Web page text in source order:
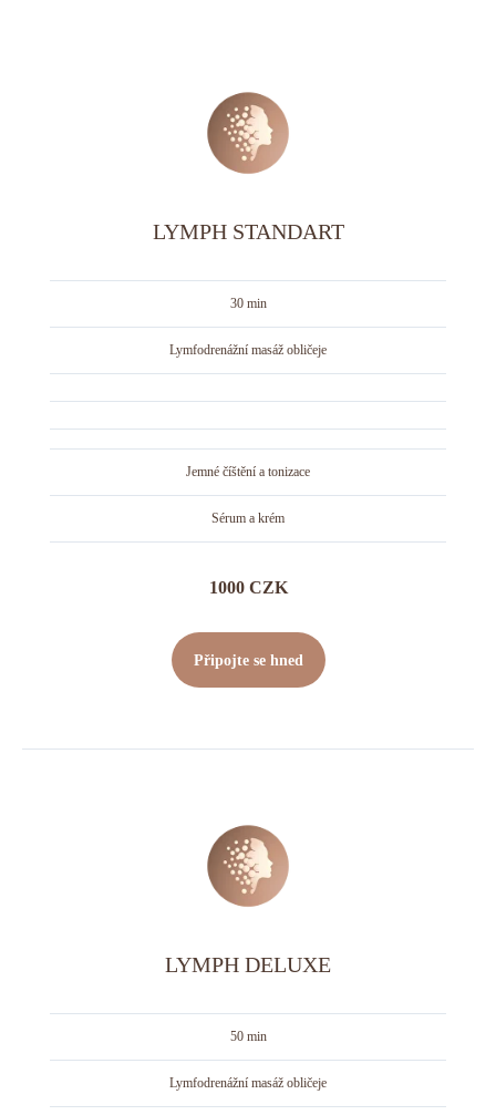
LYMPH STANDART
30 min
Lymfodrenážní masáž obličeje
Jemné číštění a tonizace
Sérum a krém
1000 CZK
Připojte se hned
LYMPH DELUXE
50 min
Lymfodrenážní masáž obličeje